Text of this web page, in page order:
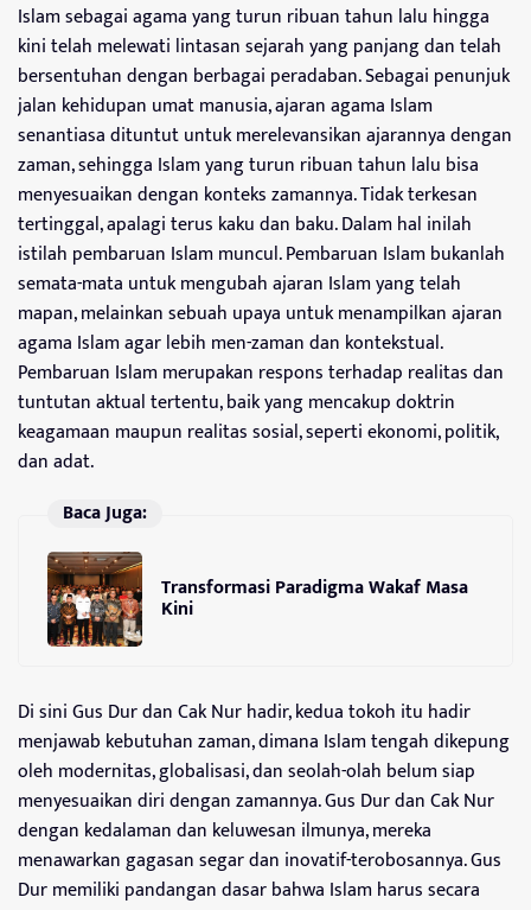
Islam sebagai agama yang turun ribuan tahun lalu hingga
kini telah melewati lintasan sejarah yang panjang dan telah
bersentuhan dengan berbagai peradaban. Sebagai penunjuk
jalan kehidupan umat manusia, ajaran agama Islam
senantiasa dituntut untuk merelevansikan ajarannya dengan
zaman, sehingga Islam yang turun ribuan tahun lalu bisa
menyesuaikan dengan konteks zamannya. Tidak terkesan
tertinggal, apalagi terus kaku dan baku. Dalam hal inilah
istilah pembaruan Islam muncul. Pembaruan Islam bukanlah
semata-mata untuk mengubah ajaran Islam yang telah
mapan, melainkan sebuah upaya untuk menampilkan ajaran
agama Islam agar lebih men-zaman dan kontekstual.
Pembaruan Islam merupakan respons terhadap realitas dan
tuntutan aktual tertentu, baik yang mencakup doktrin
keagamaan maupun realitas sosial, seperti ekonomi, politik,
dan adat.
Baca Juga:
Transformasi Paradigma Wakaf Masa
Kini
Di sini Gus Dur dan Cak Nur hadir, kedua tokoh itu hadir
menjawab kebutuhan zaman, dimana Islam tengah dikepung
oleh modernitas, globalisasi, dan seolah-olah belum siap
menyesuaikan diri dengan zamannya. Gus Dur dan Cak Nur
dengan kedalaman dan keluwesan ilmunya, mereka
menawarkan gagasan segar dan inovatif-terobosannya. Gus
Dur memiliki pandangan dasar bahwa Islam harus secara